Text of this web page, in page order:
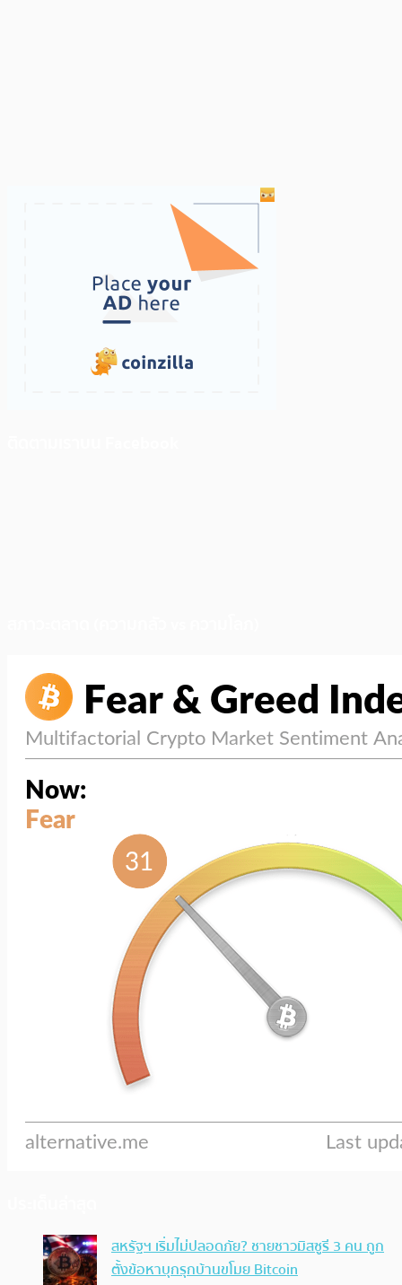
สหรัฐฯ เริ่มไม่ปลอดภัย? ชายชาวมิสซูรี 3 คน ถูก
ตั้งข้อหาบุกรุกบ้านขโมย Bitcoin